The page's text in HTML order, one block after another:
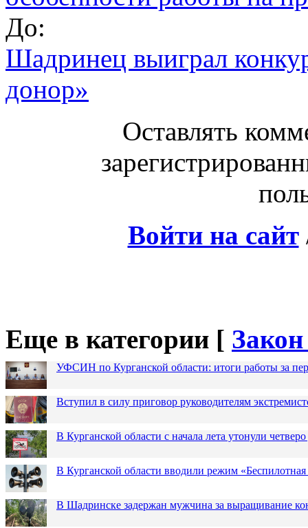
До:
Шадринец выиграл
донор»
Оставлять
Войти на сайт
Еще в категории [
УФСИН по Курганской области: итоги работы за
Вступил в силу приговор руководителям
В Курганской области с начала лета утонули четверо
В Курганской области вводили режим «Беспилотная
В Шадринске задержан мужчина за выращивание